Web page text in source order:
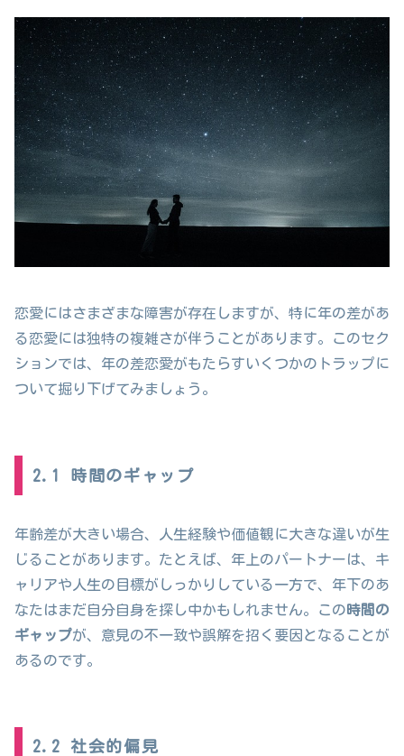
恋愛にはさまざまな障害が存在しますが、特に年の差があ
る恋愛には独特の複雑さが伴うことがあります。このセク
ションでは、年の差恋愛がもたらすいくつかのトラップに
ついて掘り下げてみましょう。
2.1 時間のギャップ
年齢差が大きい場合、人生経験や価値観に大きな違いが生
じることがあります。たとえば、年上のパートナーは、キ
ャリアや人生の目標がしっかりしている一方で、年下のあ
なたはまだ自分自身を探し中かもしれません。この時間の
ギャップが、意見の不一致や誤解を招く要因となることが
あるのです。
2.2 社会的偏見